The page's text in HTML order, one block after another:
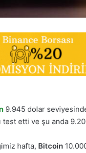
9.945 dolar
test etti ve şu anda
hafta, Bitcoin